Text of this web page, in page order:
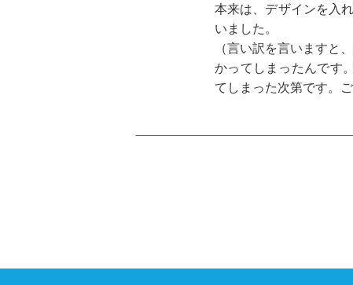
本来は、デザインを入
いました。
（言い訳を言いますと
かってしまったんです
てしまった次第です。